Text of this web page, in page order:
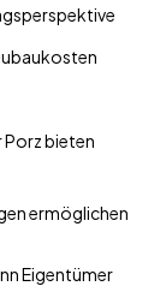
Porz bieten
ermöglichen
Eigentümer